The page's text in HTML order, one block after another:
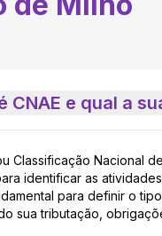
CNAE e qual a
Classificação Nacional
identificar as
para definir o
sua tributação,